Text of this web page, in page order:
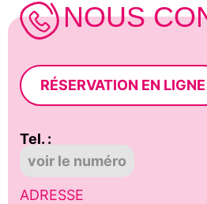
NOUS
RÉSERVATION EN LIGNE
Tel. :
voir le numéro
ADRESSE